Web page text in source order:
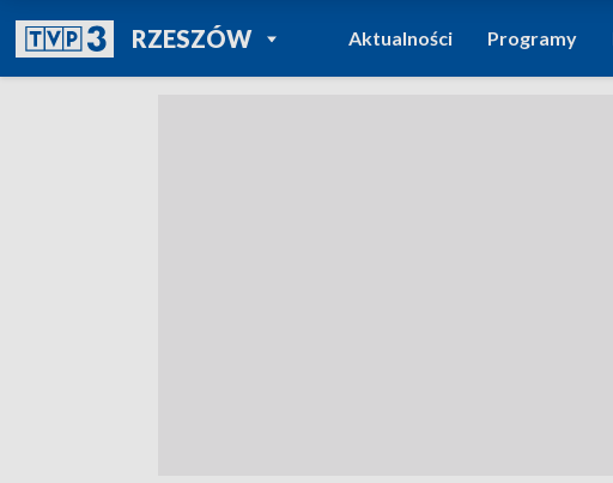
RZESZÓWPOWRÓT DO
TVP REGIONY
Aktualności Programy